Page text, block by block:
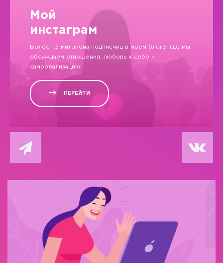
Мой
инстаграм
Более 1,5 миллиона подписчиц в моем блоге, где мы
обсуждаем отношения, любовь к себе и
самореализацию.
ПЕРЕЙТИ